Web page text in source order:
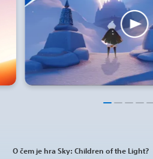
O čem je hra Sky: Children of the Light?